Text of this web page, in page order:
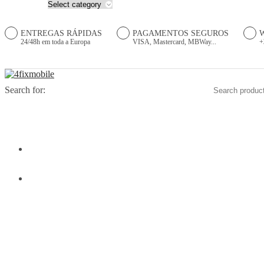
ENTREGAS RÁPIDAS
24/48h em toda a Europa
PAGAMENTOS SEGUROS
VISA, Mastercard, MBWay...
Search for: